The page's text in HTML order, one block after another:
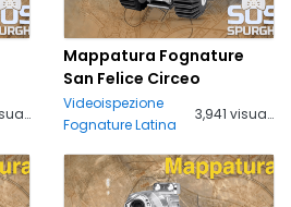
3,937 visualizzazioni
Mappatura Fognature
San Felice Circeo
Videoispezione
Fognature Latina
3,941 visualizzazioni